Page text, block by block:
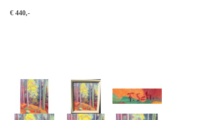
Weitere Künstler 1900-1945
Kunst nach 1945
€ 440,-